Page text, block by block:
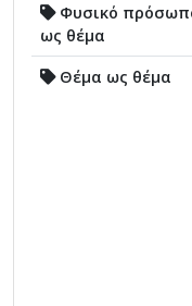
Φυσικό
ως θέμα
Θέμα ως θέμα